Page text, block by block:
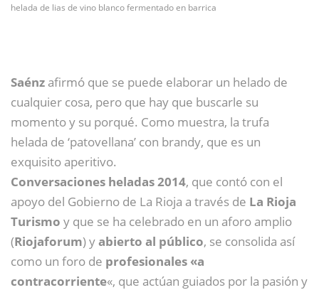
helada de lias de vino blanco fermentado en barrica
Saénz afirmó que se puede elaborar un helado de
cualquier cosa, pero que hay que buscarle su
momento y su porqué. Como muestra, la trufa
helada de ‘patovellana’ con brandy, que es un
exquisito aperitivo.
Conversaciones heladas 2014, que contó con el
apoyo del Gobierno de La Rioja a través de La Rioja
Turismo y que se ha celebrado en un aforo amplio
(Riojaforum) yabierto al público, se consolida así
como un foro de profesionales «a
contracorriente«, que actúan guiados por la pasión y